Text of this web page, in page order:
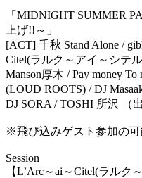
「MIDNIGHT SUMMER
上げ!!～」
[ACT] 千秋 Stand Alone /
Citel(ラルク～アイ～シテ
Manson厚木 / Pay money To
(LOUD ROOTS) / DJ
DJ SORA / TOSHI 所沢 （
※飛び込みゲスト参加の可
Session
【L’Arc～ai～Citel(ラルク